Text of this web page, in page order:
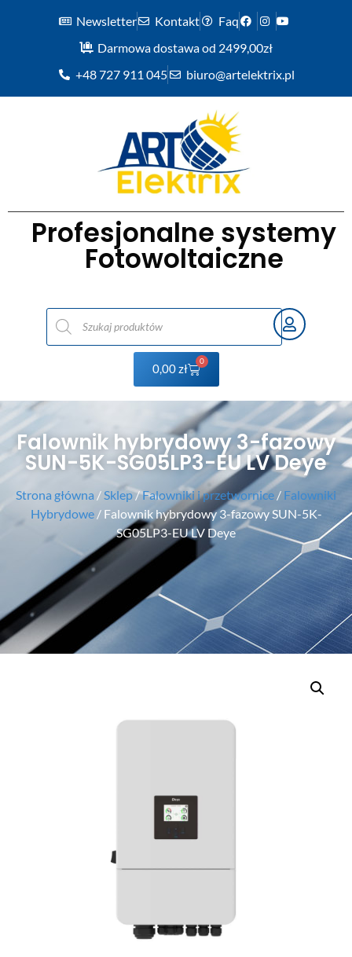
Newsletter Kontakt
Faq
Darmowa dostawa od 2499,00zł
+48 727 911 045
biuro@artelektrix.pl
Profesjonalne systemy
Fotowoltaiczne
0,00zł
0
Falownik hybrydowy 3-fazowy
SUN-5K-SG05LP3-EU LV Deye
Strona główna / Sklep/Falowniki i przetwornice / Falowniki
Hybrydowe/ Falownik hybrydowy 3-fazowy SUN-5K-
SG05LP3-EU LV Deye